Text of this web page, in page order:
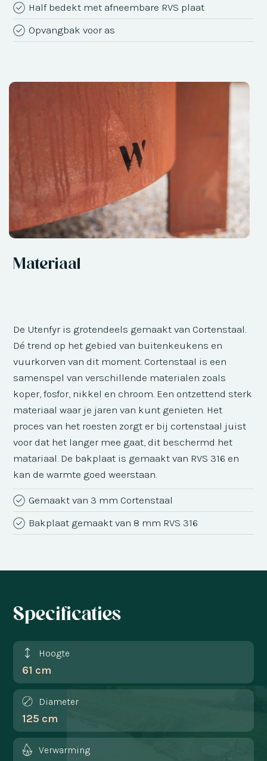
Half bedekt met afneembare RVS plaat
Opvangbak voor as
Materiaal
De Utenfyr is grotendeels gemaakt van Cortenstaal.
Dé trend op het gebied van buitenkeukens en
vuurkorven van dit moment. Cortenstaal is een
samenspel van verschillende materialen zoals
koper, fosfor, nikkel en chroom. Een ontzettend sterk
materiaal waar je jaren van kunt genieten. Het
proces van het roesten zorgt er bij cortenstaal juist
voor dat het langer mee gaat, dit beschermd het
matariaal. De bakplaat is gemaakt van RVS 316 en
kan de warmte goed weerstaan.
Gemaakt van 3 mm Cortenstaal
Bakplaat gemaakt van 8 mm RVS 316
Specificaties
Hoogte
61 cm
Diameter
125 cm
Verwarming